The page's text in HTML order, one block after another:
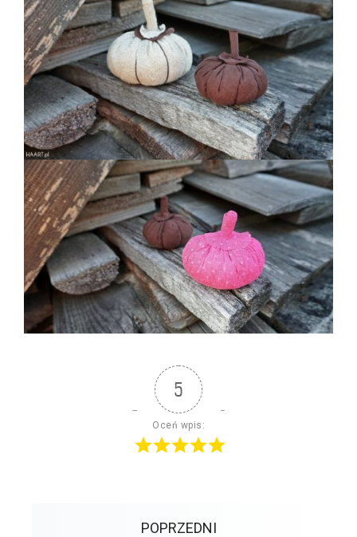
5
Oceń wpis:
POPRZEDNI